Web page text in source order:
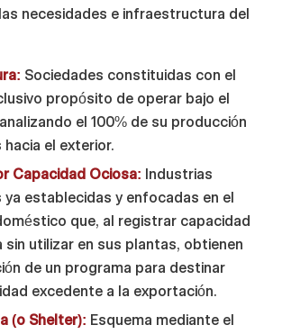
necesidades e infraestructura del
Sociedades constituidas con el
propósito de operar bajo el
el 100% de su producción
hacia el exterior.
Capacidad Ociosa: Industrias
ya establecidas y enfocadas en el
que, al registrar capacidad
sin utilizar en sus plantas, obtienen
de un programa para destinar
excedente a la exportación.
(o Shelter): Esquema mediante el